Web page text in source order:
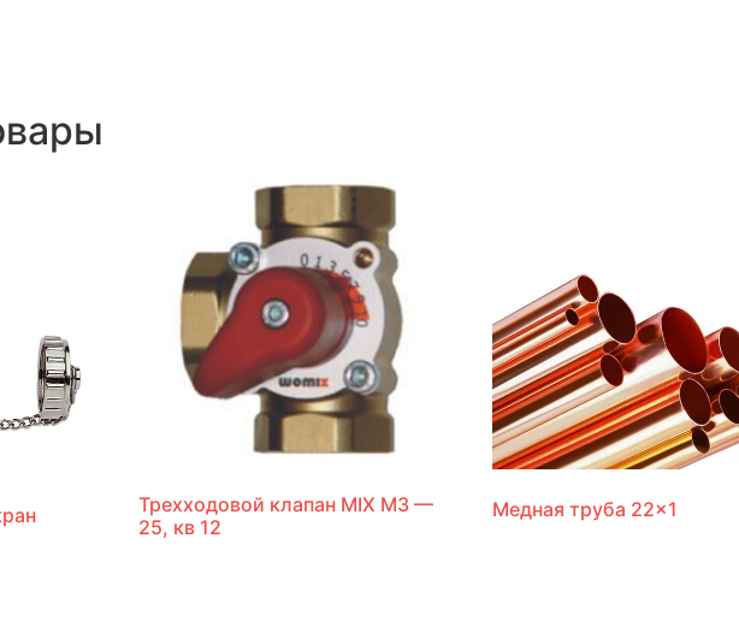
Трехходовой клапан MIX M3 —
25, кв 12
Медная труба 22×1